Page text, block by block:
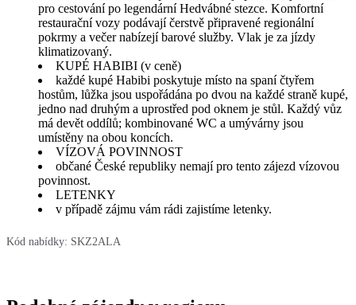
pro cestování po legendární Hedvábné stezce. Komfortní
restaurační vozy podávají čerstvě připravené regionální
pokrmy a večer nabízejí barové služby. Vlak je za jízdy
klimatizovaný.
KUPÉ HABIBI (v ceně)
každé kupé Habibi poskytuje místo na spaní čtyřem
hostům, lůžka jsou uspořádána po dvou na každé straně kupé,
jedno nad druhým a uprostřed pod oknem je stůl. Každý vůz
má devět oddílů; kombinované WC a umývárny jsou
umístěny na obou koncích.
VÍZOVÁ POVINNOST
občané České republiky nemají pro tento zájezd vízovou
povinnost.
LETENKY
v případě zájmu vám rádi zajistíme letenky.
Kód nabídky: SKZ2ALA